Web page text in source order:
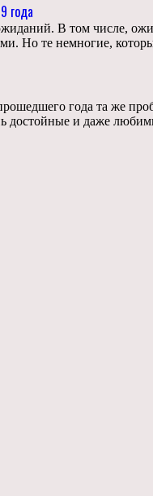
года
В том числе,
Но те немногие,
года та же
достойные и даже